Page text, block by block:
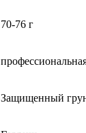
70-76 г
Защищенный